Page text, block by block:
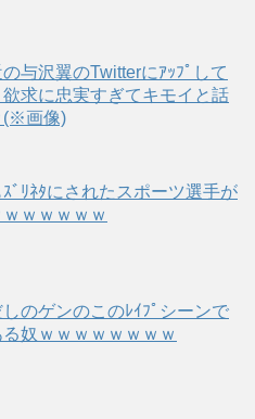
の与沢翼のTwitterにｱｯﾌﾟして
欲求に忠実すぎてキモイと話
(※画像)
ｽﾞﾘﾈﾀにされたスポーツ選手が
ｗｗｗｗｗ
しのゲンのこのﾚｲﾌﾟシーンで
奴ｗｗｗｗｗｗｗｗ